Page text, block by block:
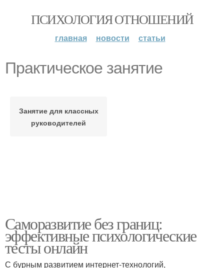
ПСИХОЛОГИЯ ОТНОШЕНИЙ
главная новости статьи
Практическое занятие
Занятие для классных
руководителей
Саморазвитие без границ:
эффективные психологические
тесты онлайн
С бурным развитием интернет-технологий,